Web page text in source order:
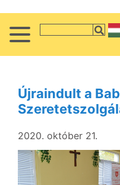
Újraindult a
2020. október 21.